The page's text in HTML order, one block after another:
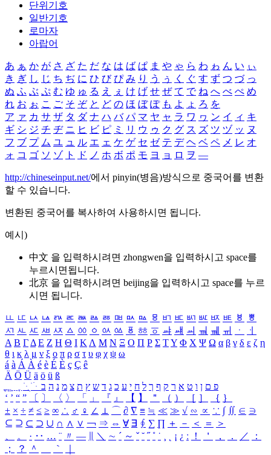
단위기호
일반기호
로마자
아랍어
あ ぁ か が さ ざ た だ な は ば ぱ ま や ゃ ら わ ゎ ん い ぃ
き ぎ し じ ち ぢ に ひ び ぴ み り う ぅ く ぐ す ず つ づ っ
ぬ ふ ぶ ぷ む ゆ ゅ る え ぇ け げ せ ぜ て で ね へ べ ぺ め
れ お ぉ こ ご そ ぞ と ど の ほ ぼ ぽ も よ ょ ろ を
ア ァ カ サ ザ タ ダ ナ ハ バ パ マ ヤ ャ ラ ワ ヮ ン イ ィ キ
ギ シ ジ チ ヂ ニ ヒ ビ ピ ミ リ ウ ゥ ク グ ス ズ ツ ヅ ッ ヌ
フ ブ プ ム ユ ュ ル エ ェ ケ ゲ セ ゼ テ デ ヘ ベ ペ メ レ オ
ォ コ ゴ ソ ゾ ト ド ノ ホ ボ ポ モ ヨ ョ ロ ヲ ―
http://chineseinput.net/에서 pinyin(병음)방식으로 중국어를 변환
할 수 있습니다.
변환된 중국어를 복사하여 사용하시면 됩니다.
예시)
中文 을 입력하시려면 zhongwen을 입력하시고 space를
누르시면됩니다.
北京 을 입력하시려면 beijing을 입력하시고 space를 누르
시면 됩니다.
ㅥ ㅦ ㅧ ㅨ ㅩ ㅪ ㅫ ㅬ ㅭ ㅮ ㅯ ㅰ ㅱ ㅲ ㅳ ㅴ ㅵ ㅶ ㅷ ㅸ
ㅹ
ㅺ ㅻ ㅼ ㅽ ㅾ ㅿ ㆀ ㆁ ㆂ ㆃ ㆄ ㆅ ㆆ ㆇ ㆈ ㆉ ㆊ ㆋ ㆌ ㆍ
ㆎ
Α Β ΓΔ Ε Ζ Η Θ Ι ΚΛ Μ Ν Ξ Ο Π Ρ Σ ΤΥ Φ Χ Ψ Ω α β γ δ ε ζ η
θ ι κ λ μ ν ξ ο π ρ σ τ υ φ χ ψ ω
á à Á À é è É È ç Ç ê
Ä Ö Ü ä ö ü ß
ִֶֹ ֻּ ׁׂ פ ם ן ו ט א ר ק ף ך ל ח י ע כ ג ד ש ץ ת צ מ נ ה ב
‘ ’ “ ” 〔 〕 〈 〉 「 」 『 』 【 】 ＂ （ ） ［ ］ ｛ ｝
± × ÷ ≠ ≤ ≥ ∞ ∴ ♂ ♀ ∠ ⊥ ⌒ ∂ ∇ ≡ ≒ ≪ ≫ √ ∽ ∝ ∵ ∫ ∬ ∈ ∋
⊆ ⊇ ⊂ ⊃ ∪ ∩ ∧ ∨ ￢ ⇒ ⇔ ∀ ∃ ∮ ∑ ∏ ＋ － ＜ ＝
＞
、
。 · ‥ … ¨ 〃 ― ＼ ∼ ´ ～ ˇ ˘ ˝ ˚ ˙ ¸ ¡ ¿ ː ！ ＇ ， ． ／
：
；
？ ＾ ｀